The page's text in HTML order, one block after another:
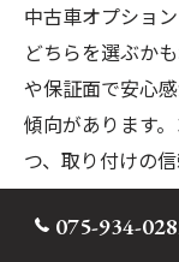
中古車オプショ
どちらを選ぶか
や保証面で安心
傾向があります
つ、取り付けの
中古車販売で後
075-934-